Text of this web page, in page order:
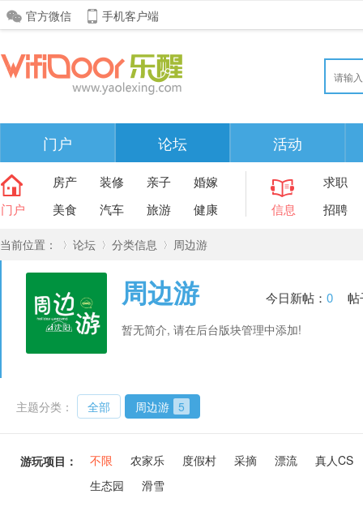
官方微信 手机客户端
门户 论坛 活动
门户
房产 装修 亲子
婚嫁
美食
汽车 旅游 健康 信息
求职
招聘
当前位置：
»
论坛
›
分类信息 周边游
周边游 今日新帖： 0 帖
暂无简介, 请在后台版块管理中添加!
主题分类： 全部 周边游 5
游玩项目： 不限 农家乐 度假村 采摘 漂流
真人CS
生态园
滑雪